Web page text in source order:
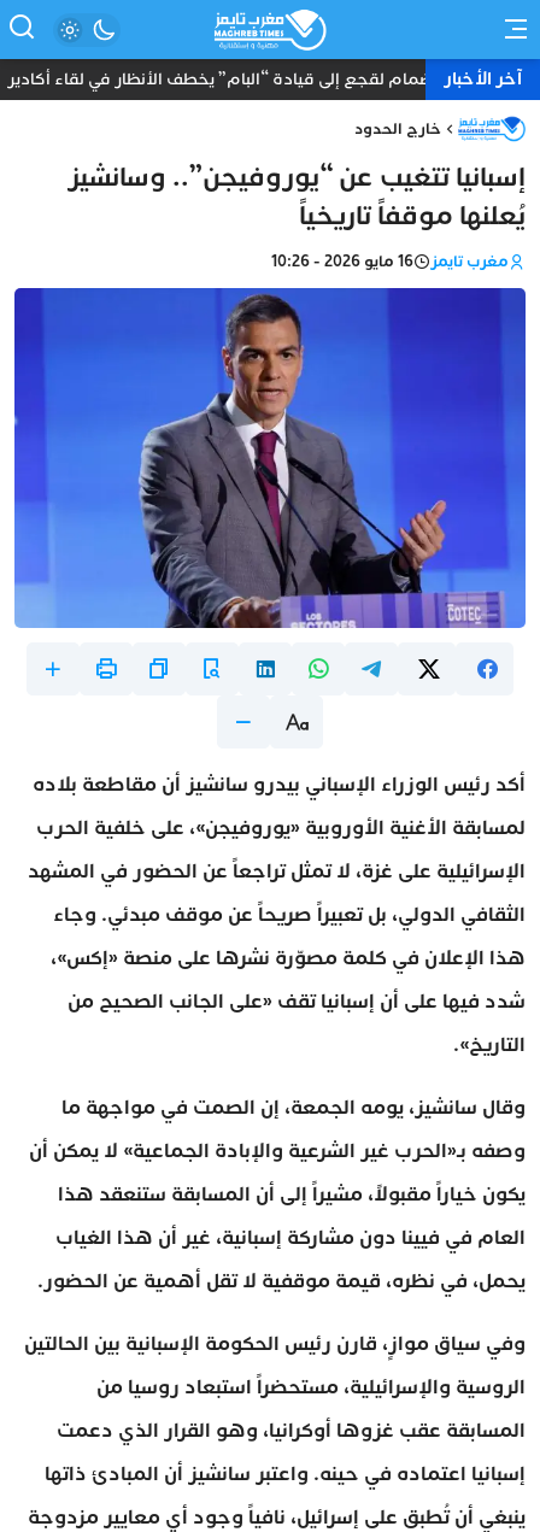
آخر الأخبارانضمام لقجع إلى قيادة “البام” يخطف الأنظار في لقاء أكادير
خارج الحدود
إسبانيا تتغيب عن “يوروفيجن”.. وسانشيز
يُعلنها موقفاً تاريخياً
مغرب تايمز 16 مايو 2026 - 10:26
أكد رئيس الوزراء الإسباني بيدرو سانشيز أن مقاطعة بلاده
لمسابقة الأغنية الأوروبية «يوروفيجن»، على خلفية الحرب
الإسرائيلية على غزة، لا تمثل تراجعاً عن الحضور في المشهد
الثقافي الدولي، بل تعبيراً صريحاً عن موقف مبدئي. وجاء
هذا الإعلان في كلمة مصوّرة نشرها على منصة «إكس»،
شدد فيها على أن إسبانيا تقف «على الجانب الصحيح من
التاريخ».
وقال سانشيز، يومه الجمعة، إن الصمت في مواجهة ما
وصفه بـ«الحرب غير الشرعية والإبادة الجماعية» لا يمكن أن
يكون خياراً مقبولاً، مشيراً إلى أن المسابقة ستنعقد هذا
العام في فيينا دون مشاركة إسبانية، غير أن هذا الغياب
يحمل، في نظره، قيمة موقفية لا تقل أهمية عن الحضور.
وفي سياق موازٍ، قارن رئيس الحكومة الإسبانية بين الحالتين
الروسية والإسرائيلية، مستحضراً استبعاد روسيا من
المسابقة عقب غزوها أوكرانيا، وهو القرار الذي دعمت
إسبانيا اعتماده في حينه. واعتبر سانشيز أن المبادئ ذاتها
ينبغي أن تُطبق على إسرائيل، نافياً وجود أي معايير مزدوجة